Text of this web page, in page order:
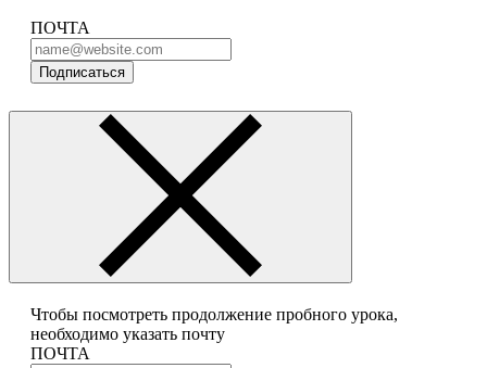
ПОЧТА
Подписаться
Чтобы посмотреть продолжение пробного урока,
необходимо указать почту
ПОЧТА